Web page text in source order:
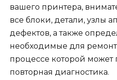
вашего принтера,
все блоки, детали, узлы
дефектов, а также
необходимые для
процессе которой может
повторная диагностика.